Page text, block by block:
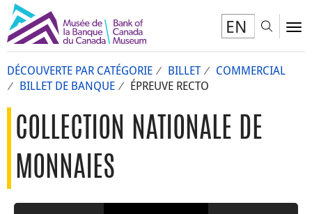
EN
DÉCOUVERTE PAR CATÉGORIE BILLET
COMMERCIAL
BILLET DE BANQUE
ÉPREUVE RECTO
COLLECTION NATIONALE DE
MONNAIES